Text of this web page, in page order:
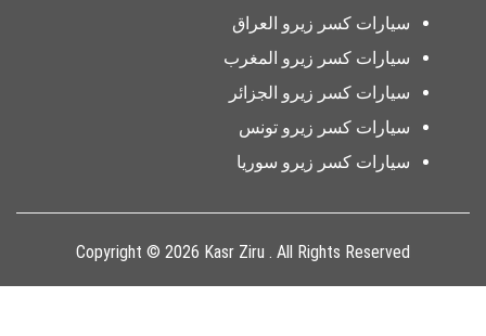
سيارات كسر زيرو العراق
سيارات كسر زيرو المغرب
سيارات كسر زيرو الجزائر
سيارات كسر زيرو تونس
سيارات كسر زيرو سوريا
Copyright © 2026 Kasr Ziru . All Rights Reserved